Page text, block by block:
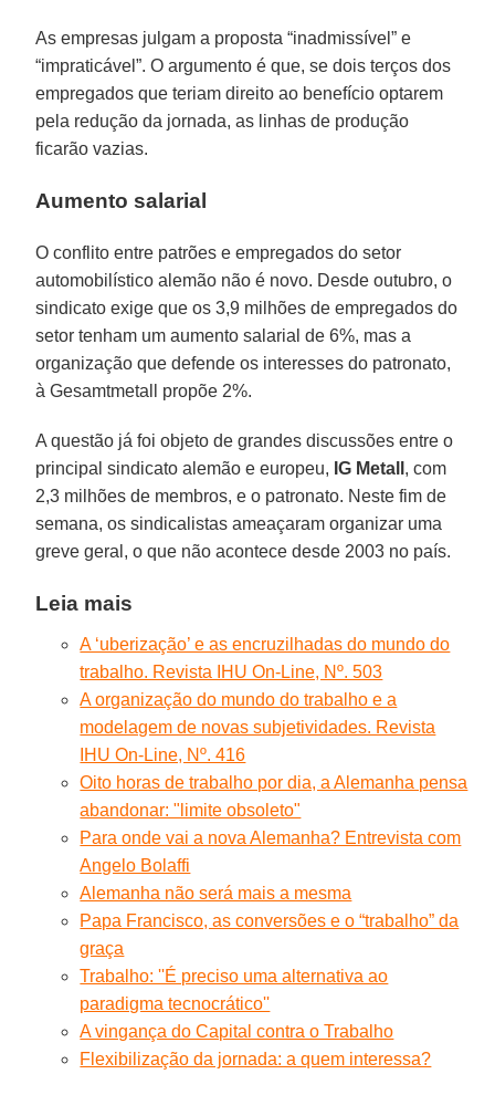
As empresas julgam a proposta “inadmissível” e
“impraticável”. O argumento é que, se dois terços dos
empregados que teriam direito ao benefício optarem
pela redução da jornada, as linhas de produção
ficarão vazias.
Aumento salarial
O conflito entre patrões e empregados do setor
automobilístico alemão não é novo. Desde outubro, o
sindicato exige que os 3,9 milhões de empregados do
setor tenham um aumento salarial de 6%, mas a
organização que defende os interesses do patronato,
à Gesamtmetall propõe 2%.
A questão já foi objeto de grandes discussões entre o
principal sindicato alemão e europeu, IG Metall , com
2,3 milhões de membros, e o patronato. Neste fim de
semana, os sindicalistas ameaçaram organizar uma
greve geral, o que não acontece desde 2003 no país.
Leia mais
A ‘uberização’ e as encruzilhadas do mundo do
trabalho. Revista IHU On-Line, Nº. 503
A organização do mundo do trabalho e a
modelagem de novas subjetividades. Revista
IHU On-Line, Nº. 416
Oito horas de trabalho por dia, a Alemanha pensa
abandonar: "limite obsoleto"
Para onde vai a nova Alemanha? Entrevista com
Angelo Bolaffi
Alemanha não será mais a mesma
Papa Francisco, as conversões e o “trabalho” da
graça
Trabalho: ''É preciso uma alternativa ao
paradigma tecnocrático''
A vingança do Capital contra o Trabalho
Flexibilização da jornada: a quem interessa?